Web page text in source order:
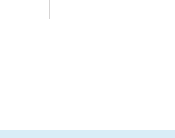
36001726 , 36001727 , 36001728 ,